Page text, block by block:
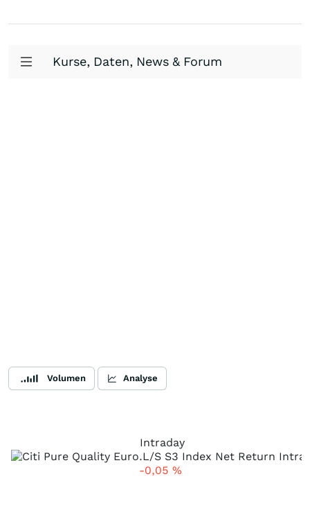
Kurse, Daten, News & Forum
Volumen Analyse
Intraday
-0,05 %